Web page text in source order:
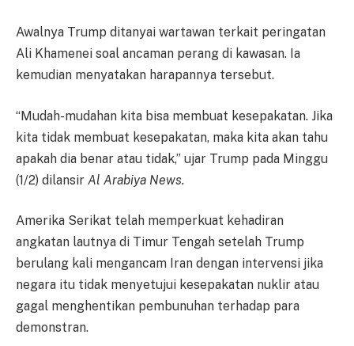
Awalnya Trump ditanyai wartawan terkait peringatan
Ali Khamenei soal ancaman perang di kawasan. Ia
kemudian menyatakan harapannya tersebut.
“Mudah-mudahan kita bisa membuat kesepakatan. Jika
kita tidak membuat kesepakatan, maka kita akan tahu
apakah dia benar atau tidak,” ujar Trump pada Minggu
(1/2) dilansir Al Arabiya News.
Amerika Serikat telah memperkuat kehadiran
angkatan lautnya di Timur Tengah setelah Trump
berulang kali mengancam Iran dengan intervensi jika
negara itu tidak menyetujui kesepakatan nuklir atau
gagal menghentikan pembunuhan terhadap para
demonstran.